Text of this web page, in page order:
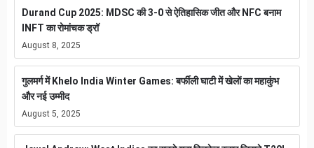
Durand Cup 2025: MDSC की 3-0 से ऐतिहासिक जीत और NFC बनाम
INFT का रोमांचक ड्रॉ
August 8, 2025
गुलमर्ग में Khelo India Winter Games: बर्फीली घाटी में खेलों का महाकुंभ
और नई उम्मीद
August 5, 2025